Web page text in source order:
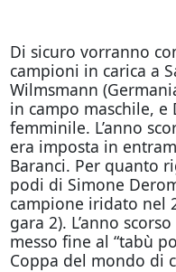
Di sicuro vorranno
campioni in carica a
Wilmsmann
in campo maschile,
femminile. L’anno
era imposta in
Baranci. Per quanto
podi di Simone
campione iridato nel
gara 2). L’anno
messo fine al “tabù
Coppa del mondo di